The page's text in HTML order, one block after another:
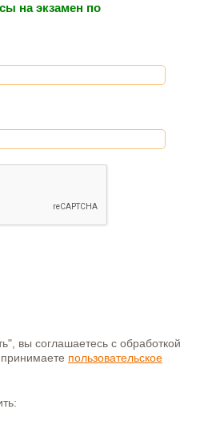
на экзамен по
вы соглашаетесь с обработкой
пользовательское